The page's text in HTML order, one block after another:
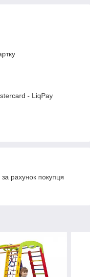
- LiqPay
рахунок покупця